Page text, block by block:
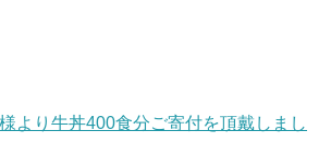
より牛丼400食分ご寄付を頂戴しまし